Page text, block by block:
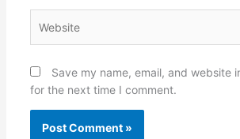
Save my name, email, and website
for the next time I comment.